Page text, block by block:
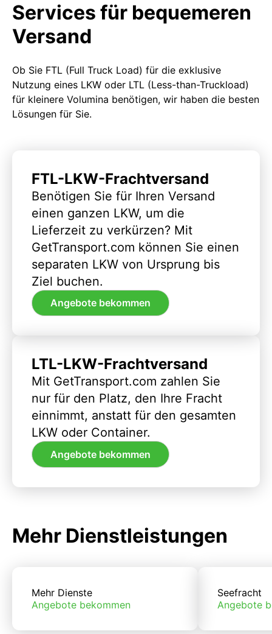
Services für bequemeren
Versand
Ob Sie FTL (Full Truck Load) für die exklusive
Nutzung eines LKW oder LTL (Less-than-Truckload)
für kleinere Volumina benötigen, wir haben die besten
Lösungen für Sie.
FTL-LKW-Frachtversand
Benötigen Sie für Ihren Versand
einen ganzen LKW, um die
Lieferzeit zu verkürzen? Mit
GetTransport.com können Sie einen
separaten LKW von Ursprung bis
Ziel buchen.
Angebote bekommen
LTL-LKW-Frachtversand
Mit GetTransport.com zahlen Sie
nur für den Platz, den Ihre Fracht
einnimmt, anstatt für den gesamten
LKW oder Container.
Angebote bekommen
Mehr Dienstleistungen
Mehr Dienste
Angebote bekommen
Seefracht
Angebote